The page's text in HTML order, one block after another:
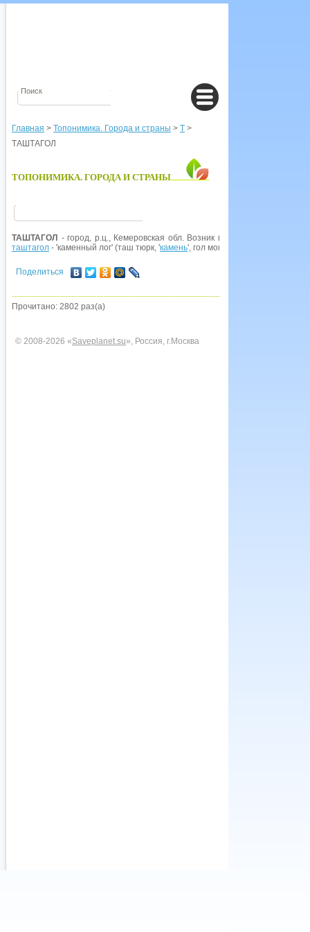
Главная > Топонимика. Города и страны > Т >
ТАШТАГОЛ
ТОПОНИМИКА. ГОРОДА И СТРАНЫ
ТАШТАГОЛ - город, р.ц., Кемеровская обл. Возник в 1939 г. как
таштагол - 'каменный лог' (таш тюрк, 'камень', гол монг., тюрк, 'река,
Поделиться
Прочитано: 2802 раз(а)
© 2008-2026 «Saveplanet.su», Россия, г.Москва